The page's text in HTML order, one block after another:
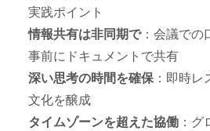
実践ポイント
情報共有は非同期で：会議での
事前にドキュメントで共有
深い思考の時間を確保 ：即時
文化を醸成
タイムゾーンを超えた協働 ：